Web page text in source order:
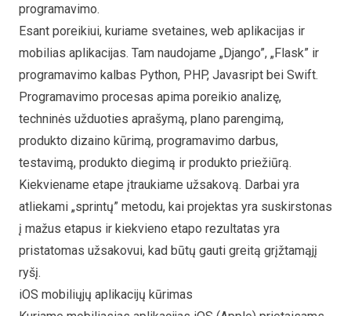
programavimo.
Esant poreikiui, kuriame svetaines, web aplikacijas ir
mobilias aplikacijas. Tam naudojame „Django”, „Flask” ir
programavimo kalbas Python, PHP, Javasript bei Swift.
Programavimo procesas apima poreikio analizę,
techninės užduoties aprašymą, plano parengimą,
produkto dizaino kūrimą, programavimo darbus,
testavimą, produkto diegimą ir produkto priežiūrą.
Kiekviename etape įtraukiame užsakovą. Darbai yra
atliekami „sprintų” metodu, kai projektas yra suskirstonas
į mažus etapus ir kiekvieno etapo rezultatas yra
pristatomas užsakovui, kad būtų gauti greitą grįžtamąjį
ryšį.
iOS mobiliųjų aplikacijų kūrimas